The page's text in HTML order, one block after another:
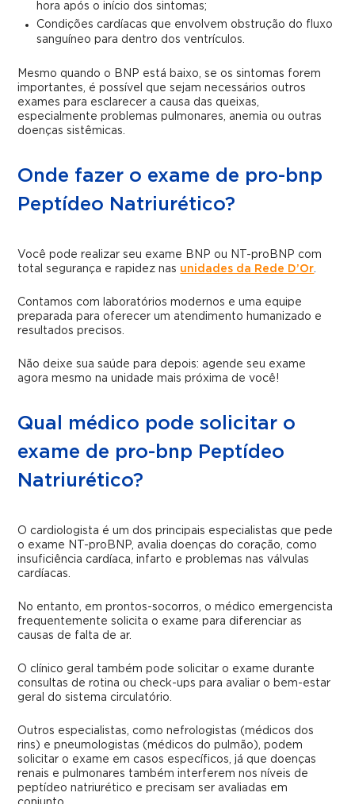
hora após o início dos sintomas;
Condições cardíacas que envolvem obstrução do fluxo
sanguíneo para dentro dos ventrículos.
Mesmo quando o BNP está baixo, se os sintomas forem
importantes, é possível que sejam necessários outros
exames para esclarecer a causa das queixas,
especialmente problemas pulmonares, anemia ou outras
doenças sistêmicas.
Onde fazer o exame de pro-bnp
Peptídeo Natriurético?
Você pode realizar seu exame BNP ou NT-proBNP com
total segurança e rapidez nas unidades da Rede D’Or.
Contamos com laboratórios modernos e uma equipe
preparada para oferecer um atendimento humanizado e
resultados precisos.
Não deixe sua saúde para depois: agende seu exame
agora mesmo na unidade mais próxima de você!
Qual médico pode solicitar o
exame de pro-bnp Peptídeo
Natriurético?
O cardiologista é um dos principais especialistas que pede
o exame NT-proBNP, avalia doenças do coração, como
insuficiência cardíaca, infarto e problemas nas válvulas
cardíacas.
No entanto, em prontos-socorros, o médico emergencista
frequentemente solicita o exame para diferenciar as
causas de falta de ar.
O clínico geral também pode solicitar o exame durante
consultas de rotina ou check-ups para avaliar o bem-estar
geral do sistema circulatório.
Outros especialistas, como nefrologistas (médicos dos
rins) e pneumologistas (médicos do pulmão), podem
solicitar o exame em casos específicos, já que doenças
renais e pulmonares também interferem nos níveis de
peptídeo natriurético e precisam ser avaliadas em